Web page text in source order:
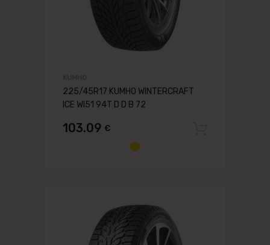
225/45R17 KUMHO WINTERCRAFT
ICE WI51 94T D D B 72
103.09 €